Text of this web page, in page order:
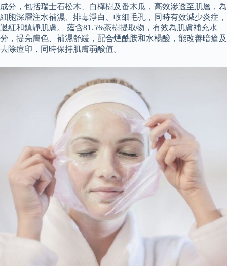
成分，包括瑞士石松木、白樺樹及番木瓜，高效滲透至肌層，為
細胞深層注水補濕、排毒淨白、收細毛孔，同時有效減少炎症，
退紅和鎮靜肌膚。 蘊含81.5%茶樹提取物，有效為肌膚補充水
分，提亮膚色、補濕舒緩，配合煙酰胺和水楊酸，能改善暗瘡及
去除痘印，同時保持肌膚弱酸值。